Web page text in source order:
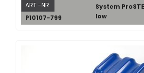
ART.-NR.
P10107-799
System
low